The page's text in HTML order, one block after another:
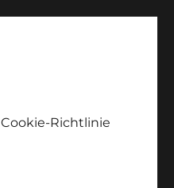
Cookie-Richtlinie